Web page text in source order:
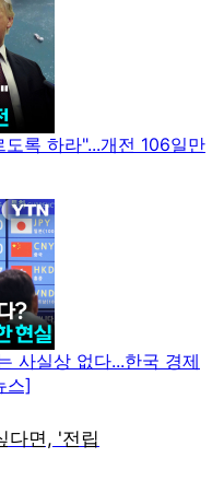
록 하라"...개전 106일만
사실상 없다...한국 경제
스]